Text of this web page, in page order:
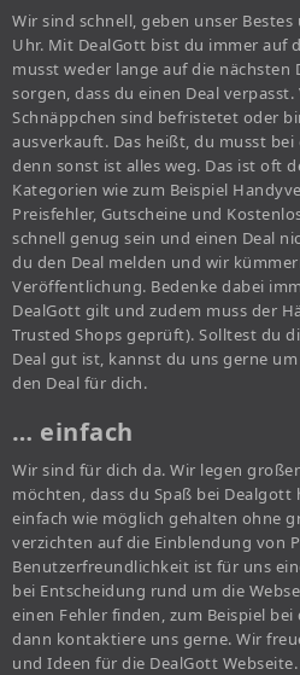
Wir sind schnell, geben unser
Uhr. Mit DealGott bist du immer auf
musst weder lange auf die nächsten
sorgen, dass du einen Deal
Schnäppchen sind befristetet oder
ausverkauft. Das heißt, du musst bei
denn sonst ist alles weg. Das ist oft
Kategorien wie zum Beispiel
Preisfehler, Gutscheine und
schnell genug sein und einen Deal
du den Deal melden und wir
Veröffentlichung. Bedenke dabei
DealGott gilt und zudem muss der
Trusted Shops geprüft). Solltest du
Deal gut ist, kannst du uns gerne
den Deal für dich.
… einfach
Wir sind für dich da. Wir legen
möchten, dass du Spaß bei Dealgott
einfach wie möglich gehalten ohne
verzichten auf die Einblendung von
Benutzerfreundlichkeit ist für uns
bei Entscheidung rund um die
einen Fehler finden, zum Beispiel
dann kontaktiere uns gerne. Wir
und Ideen für die DealGott Webseite.